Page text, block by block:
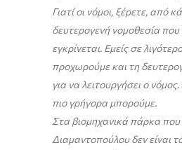
Γιατί οι νόμοι, ξέρετε, από
δευτερογενή νομοθεσία που
εγκρίνεται. Εμείς σε
προχωρούμε και τη
για να λειτουργήσει ο
πιο γρήγορα μπορούμε.
Στα βιομηχανικά πάρκα
Διαμαντοπούλου δεν είναι